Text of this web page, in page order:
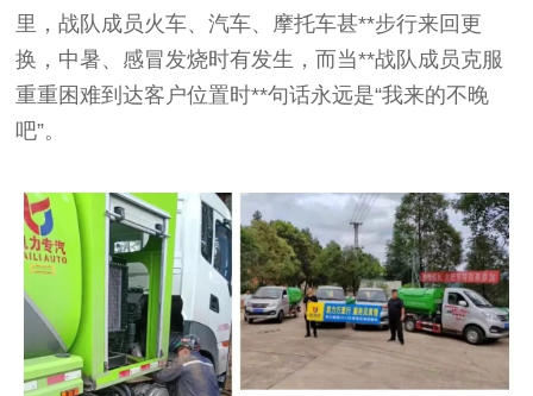
里，战队成员火车、汽车、摩托车甚**步行来回更
换，中暑、感冒发烧时有发生，而当**战队成员克服
重重困难到达客户位置时**句话永远是“我来的不晚
吧”。